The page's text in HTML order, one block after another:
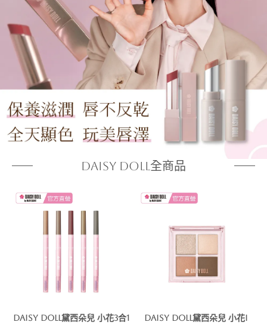
DAISY DOLL全商品
DAISY DOLL黛西朵兒 小花3合1
DAISY DOLL黛西朵兒 小花I